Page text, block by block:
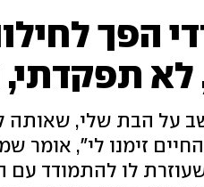
הפך
תפקדתי,
זימנו לי", אומר
לו להתמודד